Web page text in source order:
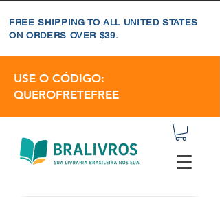
FREE SHIPPING TO ALL UNITED STATES
ON ORDERS OVER $39.
USE O CÓDIGO:
QUEROFRETEFREE